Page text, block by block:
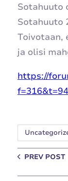
Sotahuuto
Sotahuuto
Toivotaan,
ja olisi
https://
PREV POST